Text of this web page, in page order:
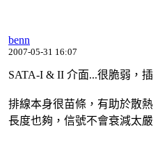
benn
2007-05-31 16:07
SATA-I & II 介面...很脆弱，
排線本身很苗條，有助於散熱
長度也夠，信號不會衰減太